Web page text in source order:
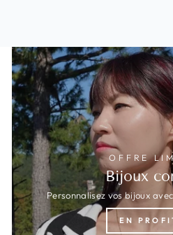
OFFRE
Bijoux
Personnalisez vos bijoux
EN